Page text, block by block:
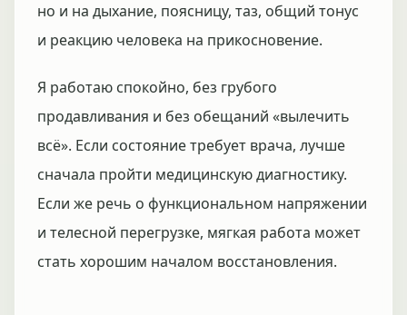
но и на дыхание, поясницу, таз, общий тонус
и реакцию человека на прикосновение.
Я работаю спокойно, без грубого
продавливания и без обещаний «вылечить
всё». Если состояние требует врача, лучше
сначала пройти медицинскую диагностику.
Если же речь о функциональном напряжении
и телесной перегрузке, мягкая работа может
стать хорошим началом восстановления.